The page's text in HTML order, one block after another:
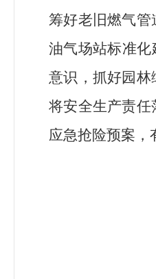
筹好老旧燃气
油气场站标准化
意识，抓好园
将安全生产责
应急抢险预案，